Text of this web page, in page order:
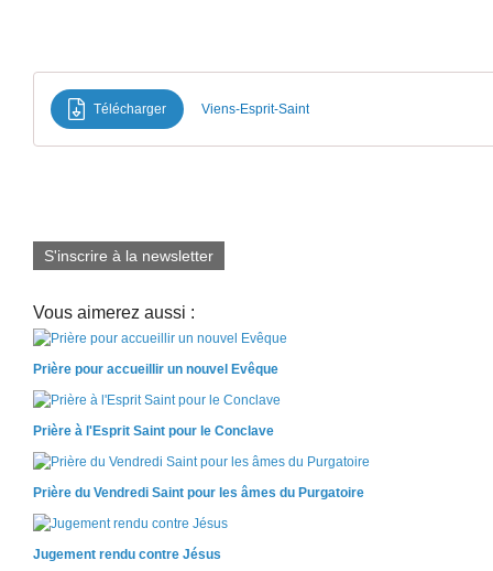
Télécharger Viens-Esprit-Saint
S'inscrire à la newsletter
Vous aimerez aussi :
Prière pour accueillir un nouvel Evêque
Prière à l'Esprit Saint pour le Conclave
Prière du Vendredi Saint pour les âmes du Purgatoire
Jugement rendu contre Jésus